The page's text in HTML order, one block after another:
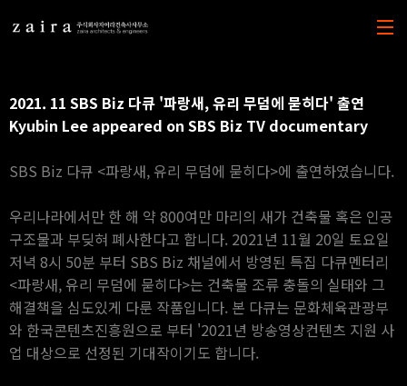
2021. 11 SBS Biz 다큐 '파랑새, 유리 무덤에 묻히다' 출연
Kyubin Lee appeared on SBS Biz TV documentary
SBS Biz 다큐 <파랑새, 유리 무덤에 묻히다>에 출연하였습니다.
우리나라에서만 한 해 약 800여만 마리의 새가 건축물 혹은 인공
구조물과 부딪혀 폐사한다고 합니다. 2021년 11월 20일 토요일
저녁 8시 50분 부터 SBS Biz 채널에서 방영된 특집 다큐멘터리
<파랑새, 유리 무덤에 묻히다>는 건축물 조류 충돌의 실태와 그
해결책을 심도있게 다룬 작품입니다. 본 다큐는 문화체육관광부
와 한국콘텐츠진흥원으로 부터 '2021년 방송영상컨텐츠 지원 사
업 대상으로 선정된 기대작이기도 합니다.